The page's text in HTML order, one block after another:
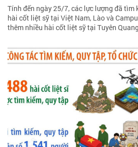
Tính đến ngày 25/7, các lực lượng đã tìm
hài cốt liệt sỹ tại Việt Nam, Lào và
thêm nhiều hài cốt liệt sỹ tại Tuyên